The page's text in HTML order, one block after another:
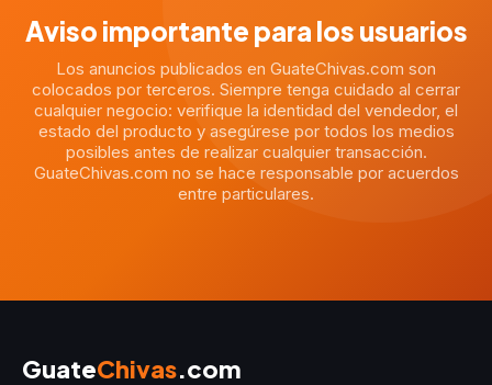
Aviso importante para los usuarios
Los anuncios publicados en GuateChivas.com son
colocados por terceros. Siempre tenga cuidado al cerrar
cualquier negocio: verifique la identidad del vendedor, el
estado del producto y asegúrese por todos los medios
posibles antes de realizar cualquier transacción.
GuateChivas.com no se hace responsable por acuerdos
entre particulares.
GuateChivas.com